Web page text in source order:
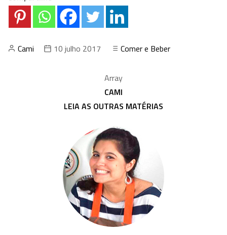
Cami 10 julho 2017 Comer e Beber
Array
CAMI
LEIA AS OUTRAS MATÉRIAS